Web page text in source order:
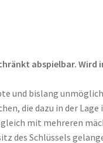
abspielbar. Wird
und bislang
die dazu in der
mit mehreren
des Schlüssels